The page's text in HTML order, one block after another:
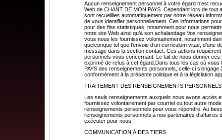
Aucun renseignement personnel à votre égard n’est
Web de CHANT DE MON PAYS. Cependant lors de
sont recueillies automatiquement par notre réseau
de vous identifier personnellement. Ces informations
pour des fins statistiques, notamment pour nous
notre site Web ainsi qu’à son achalandage.Vos
vous nous les fournissez volontairement, notamment
quelconque tel que l’envoie d’un curriculum vitae,
message dans la section contact. Ces actions
personnels vous concernant. Le fait de nous donner
exprimé de refus à cet égard.Dans tous les cas où
PAYS des renseignements personnels, celle-ci
conformément à la présente politique et à la législation
TRAITEMENT DES RENSEIGNEMENTS PERSONNELS
Les seuls renseignements auxquels nous avons accès
fournissez volontairement par courriel ou tout autre
renseignements personnels pour vous répondre. Au
renseignements personnels à nos partenaires
exécuter pour nous.
COMMUNICATION À DES TIERS